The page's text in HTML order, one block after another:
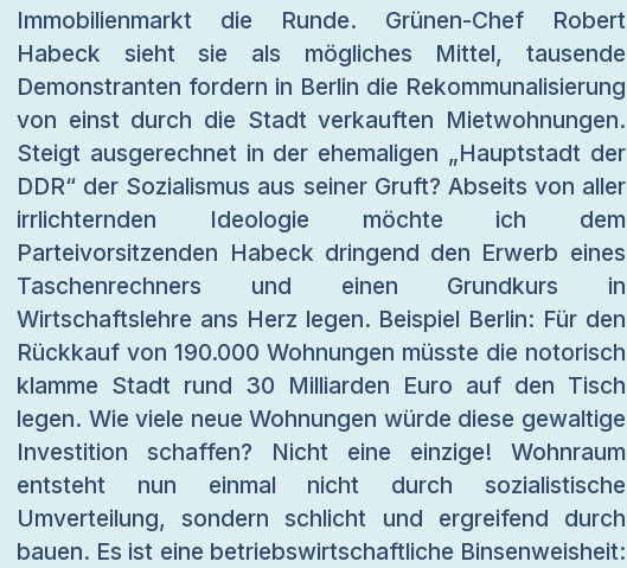
Immobilienmarkt die Runde. Grünen-Chef Robert
Habeck sieht sie als mögliches Mittel, tausende
Demonstranten fordern in Berlin die Rekommunalisierung
von einst durch die Stadt verkauften Mietwohnungen.
Steigt ausgerechnet in der ehemaligen „Hauptstadt der
DDR“ der Sozialismus aus seiner Gruft? Abseits von aller
irrlichternden Ideologie möchte ich dem
Parteivorsitzenden Habeck dringend den Erwerb eines
Taschenrechners und einen Grundkurs in
Wirtschaftslehre ans Herz legen. Beispiel Berlin: Für den
Rückkauf von 190.000 Wohnungen müsste die notorisch
klamme Stadt rund 30 Milliarden Euro auf den Tisch
legen. Wie viele neue Wohnungen würde diese gewaltige
Investition schaffen? Nicht eine einzige! Wohnraum
entsteht nun einmal nicht durch sozialistische
Umverteilung, sondern schlicht und ergreifend durch
bauen. Es ist eine betriebswirtschaftliche Binsenweisheit: